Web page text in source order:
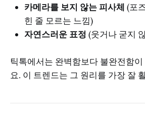
카메라를 보지 않는 피사체 (포
힌 줄 모르는 느낌)
자연스러운 표정 (웃거나 굳지
틱톡에서는 완벽함보다 불완전함
요. 이 트렌드는 그 원리를 가장 잘